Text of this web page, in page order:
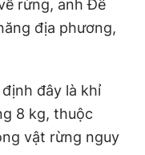
rừng, anh Để
địa phương,
đây là khỉ
8 kg, thuộc
vật rừng nguy